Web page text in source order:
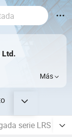
Ltd.
Más
serie LRS